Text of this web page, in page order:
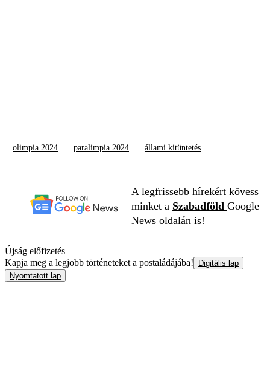
olimpia 2024 paralimpia 2024 állami kitüntetés
A legfrissebb hírekért kövess
minket a Szabadföld Google
News oldalán is!
Újság előfizetés
Kapja meg a legjobb történeteket a postaládájába!
Digitális lap
Nyomtatott lap